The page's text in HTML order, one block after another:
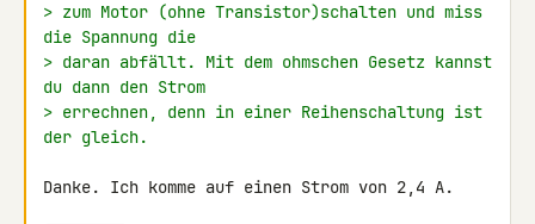
> zum Motor (ohne Transistor)schalten und miss
die Spannung die
> daran abfällt. Mit dem ohmschen Gesetz kannst
du dann den Strom
> errechnen, denn in einer Reihenschaltung ist
der gleich.
Danke. Ich komme auf einen Strom von 2,4 A.